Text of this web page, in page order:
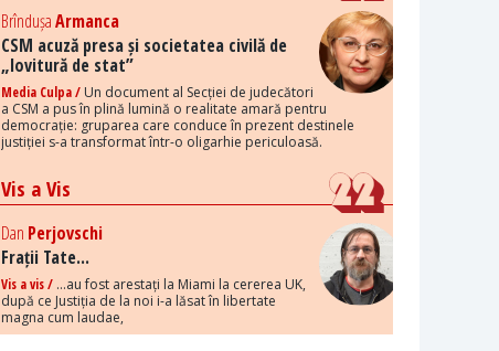
BrîndușaArmanca
CSM acuză presa și societatea civilă de
„lovitură de stat”
Media Culpa / Un document al Secției de judecători
a CSM a pus în plină lumină o realitate amară pentru
democrație: gruparea care conduce în prezent destinele
justiției s-a transformat într-o oligarhie periculoasă.
Vis a Vis
Dan Perjovschi
Frații Tate...
Vis a vis / ...au fost arestați la Miami la cererea UK,
după ce Justiția de la noi i-a lăsat în libertate
magna cum laudae,